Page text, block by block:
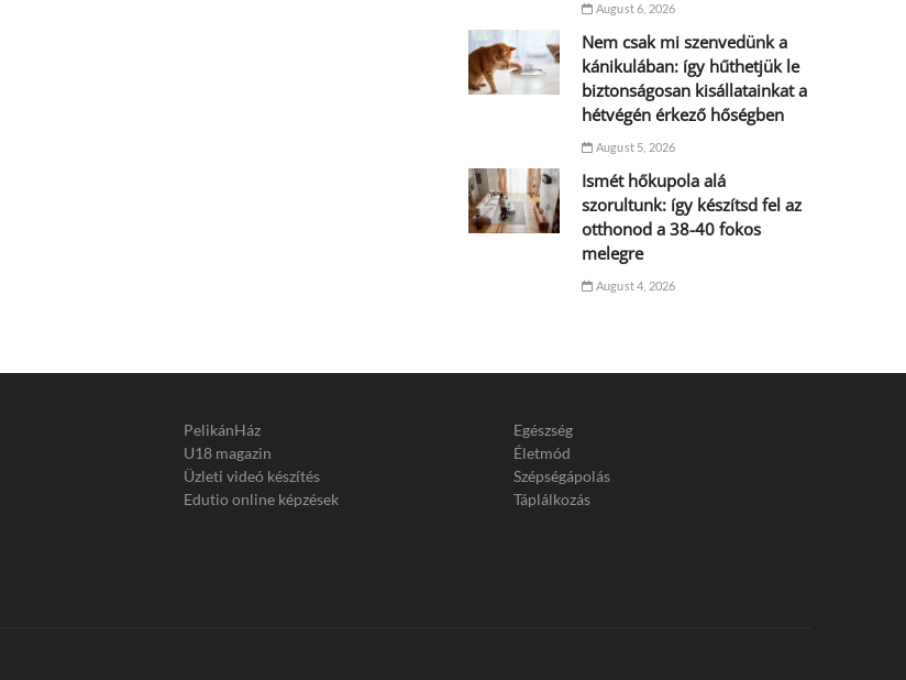
August 6, 2026
Nem csak mi szenvedünk a
kánikulában: így hűthetjük le
biztonságosan kisállatainkat a
hétvégén érkező hőségben
August 5, 2026
Ismét hőkupola alá
szorultunk: így készítsd fel az
otthonod a 38-40 fokos
melegre
August 4, 2026
PelikánHáz
U18 magazin
Üzleti videó készítés
Edutio online képzések
Egészség
Életmód
Szépségápolás
Táplálkozás